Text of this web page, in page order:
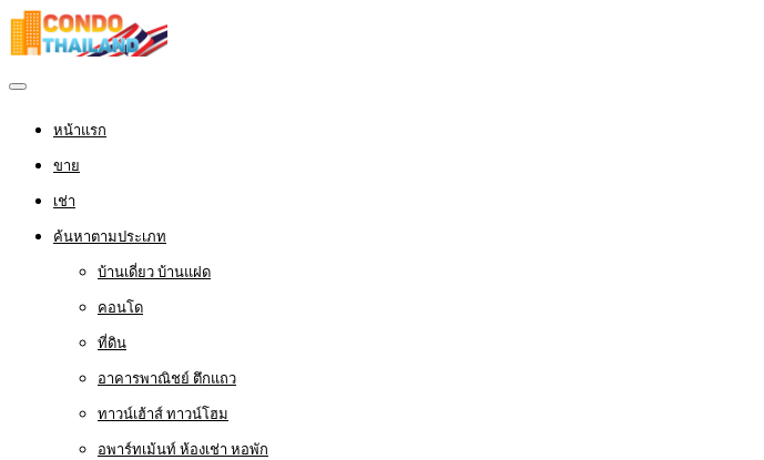
หน้าแรก
ขาย
เช่า
ค้นหาตามประเภท
บ้านเดี่ยว บ้านแฝด
คอนโด
ที่ดิน
อาคารพาณิชย์ ตึกแถว
ทาวน์เฮ้าส์ ทาวน์โฮม
อพาร์ทเม้นท์ ห้องเช่า หอพัก